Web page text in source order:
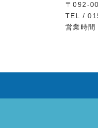
〒092-
TEL /
営業時